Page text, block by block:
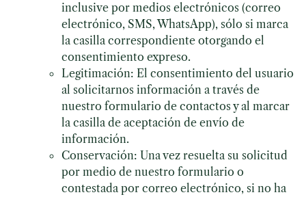
inclusive por medios electrónicos (correo
electrónico, SMS, WhatsApp), sólo si marca
la casilla correspondiente otorgando el
consentimiento expreso.
Legitimación: El consentimiento del usuario
al solicitarnos información a través de
nuestro formulario de contactos y al marcar
la casilla de aceptación de envío de
información.
Conservación: Una vez resuelta su solicitud
por medio de nuestro formulario o
contestada por correo electrónico, si no ha